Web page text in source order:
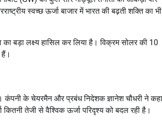
स्वच्छ ऊर्जा बाजार में भारत की बढ़ती शक्ति का भी
का बड़ा लक्ष्य हासिल कर लिया है। विक्रम सोलर की 10
कंपनी के चेयरमैन और प्रबंध निदेशक ज्ञानेश चौधरी ने
तेजी से वैश्विक ऊर्जा परिदृश्य को बदल रही है।